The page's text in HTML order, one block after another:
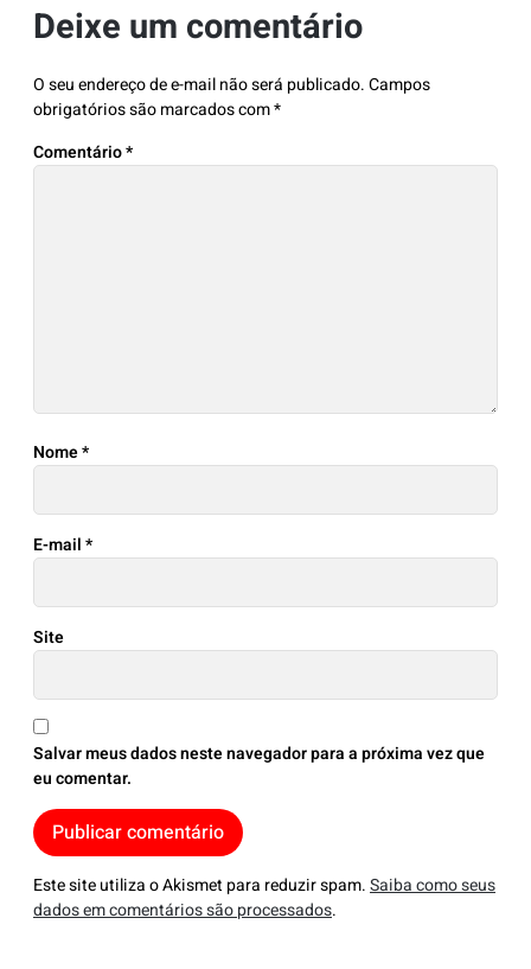
Deixe um comentário
O seu endereço de e-mail não será publicado.Campos
obrigatórios são marcados com*
Comentário*
Nome*
E-mail*
Site
Salvar meus dados neste navegador para a próxima vez que
eu comentar.
Este site utiliza o Akismet para reduzir spam.Saiba como seus
dados em comentários são processados.